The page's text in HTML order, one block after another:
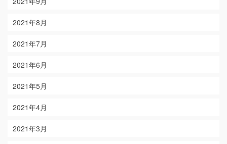
2021年8月
2021年7月
2021年6月
2021年5月
2021年4月
2021年3月